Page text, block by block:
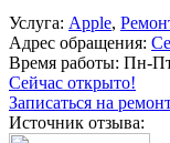
Услуга: Apple,
Адрес обращения:
Время работы: Пн-
Сейчас открыто!
Записаться на
Источник отзыва: